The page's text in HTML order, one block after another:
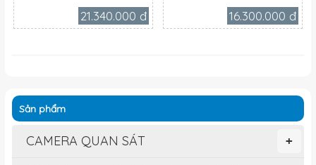
21.340.000 đ
16.300.000 đ
Sản phẩm
+
CAMERA QUAN SÁT